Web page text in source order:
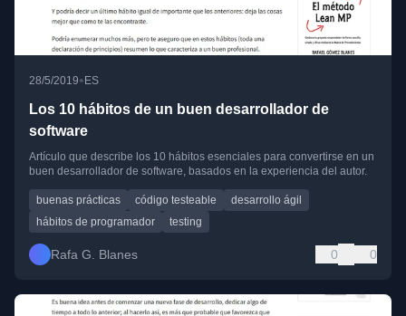
28/5/2019• ES
Los 10 hábitos de un buen desarrollador de
software
Artículo que describe los 10 hábitos esenciales para convertirse en un
buen desarrollador de software, basados en la experiencia del autor.
buenas prácticas código testeable
desarrollo ágil
hábitos de programador
testing
Rafa G. Blanes 0 0